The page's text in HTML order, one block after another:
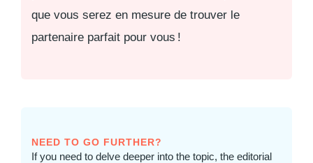
que vous serez en mesure de trouver le
partenaire parfait pour vous !
NEED TO GO FURTHER?
If you need to delve deeper into the topic, the editorial